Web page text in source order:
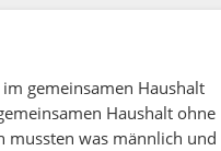
gemeinsamen Haushalt
Haushalt ohne
mussten was männlich und